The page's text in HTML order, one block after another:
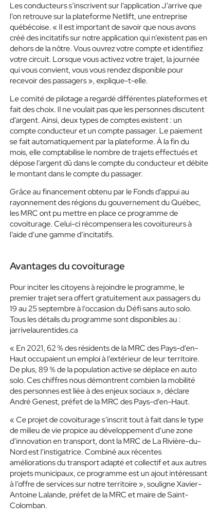
Les conducteurs s’inscrivent sur l’applicationJ’arriveque
l’on retrouve sur la plateforme Netlift, une entreprise
québécoise.« Il est important de savoir que nous avons
créé des incitatifs sur notre application qui n’existent pas en
dehors de la nôtre. Vous ouvrez votre compte et identifiez
votre circuit. Lorsque vous activez votre trajet, la journée
qui vous convient, vous vous rendez disponible pour
recevoir des passagers »,explique-t-elle.
Le comité de pilotage a regardé différentes plateformes et
fait des choix. Il ne voulait pas que les personnes discutent
d’argent. Ainsi, deux types de comptes existent : un
compte conducteur et un compte passager. Le paiement
se fait automatiquement par la plateforme. À la fin du
mois, elle comptabilise le nombre de trajets effectués et
dépose l’argent dû dans le compte du conducteur et débite
le montant dans le compte du passager.
Grâce au financement obtenu par le Fonds d’appui au
rayonnement des régions du gouvernement du Québec,
les MRC ont pu mettre en place ce programme de
covoiturage. Celui-ci récompensera les covoitureurs à
l’aide d’une gamme d’incitatifs.
Avantages du covoiturage
Pour inciter les citoyens à rejoindre le programme, le
premier trajet sera offert gratuitement aux passagers du
19 au 25 septembre à l’occasion du Défi sans auto solo.
Tous les détails du programme sont disponibles au :
jarrivelaurentides.ca
« En 2021, 62 % des résidents de la MRC des Pays-d’en-
Haut occupaient un emploi à l’extérieur de leur territoire.
De plus, 89 % de la population active se déplace en auto
solo. Ces chiffres nous démontrent combien la mobilité
des personnes est liée à des enjeux sociaux», déclare
André Genest, préfet de la MRC des Pays-d’en-Haut.
« Ce projet de covoiturage s’inscrit tout à fait dans le type
de milieu de vie propice au développement d’une zone
d’innovation entransport, dont la MRC de La Rivière-du-
Nord est l’instigatrice. Combiné aux récentes
améliorations du transport adapté et collectif et aux autres
projets municipaux, ce programme est un ajout intéressant
à l’offre de services sur notre territoire », souligne Xavier-
Antoine Lalande, préfet de la MRC et maire de Saint-
Colomban.